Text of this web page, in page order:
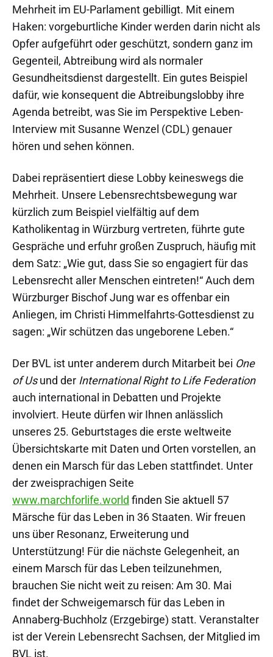
Mehrheit im EU-Parlament gebilligt. Mit einem
Haken: vorgeburtliche Kinder werden darin nicht als
Opfer aufgeführt oder geschützt, sondern ganz im
Gegenteil, Abtreibung wird als normaler
Gesundheitsdienst dargestellt. Ein gutes Beispiel
dafür, wie konsequent die Abtreibungslobby ihre
Agenda betreibt, was Sie im Perspektive Leben-
Interview mit Susanne Wenzel (CDL) genauer
hören und sehen können.
Dabei repräsentiert diese Lobby keineswegs die
Mehrheit. Unsere Lebensrechtsbewegung war
kürzlich zum Beispiel vielfältig auf dem
Katholikentag in Würzburg vertreten, führte gute
Gespräche und erfuhr großen Zuspruch, häufig mit
dem Satz: „Wie gut, dass Sie so engagiert für das
Lebensrecht aller Menschen eintreten!“ Auch dem
Würzburger Bischof Jung war es offenbar ein
Anliegen, im Christi Himmelfahrts-Gottesdienst zu
sagen: „Wir schützen das ungeborene Leben.“
Der BVL ist unter anderem durch Mitarbeit bei One
of Usund der International Right to Life Federation
auch international in Debatten und Projekte
involviert. Heute dürfen wir Ihnen anlässlich
unseres 25. Geburtstages die erste weltweite
Übersichtskarte mit Daten und Orten vorstellen, an
denen ein Marsch für das Leben stattfindet. Unter
der zweisprachigen Seite
www.marchforlife.world finden Sie aktuell 57
Märsche für das Leben in 36 Staaten. Wir freuen
uns über Resonanz, Erweiterung und
Unterstützung! Für die nächste Gelegenheit, an
einem Marsch für das Leben teilzunehmen,
brauchen Sie nicht weit zu reisen: Am 30. Mai
findet der Schweigemarsch für das Leben in
Annaberg-Buchholz (Erzgebirge) statt. Veranstalter
ist der Verein Lebensrecht Sachsen, der Mitglied im
BVL ist.